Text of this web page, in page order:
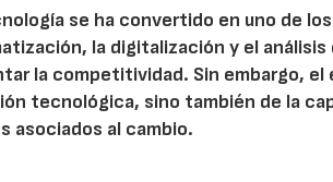
se ha convertido en uno de
la digitalización y el
la competitividad. Sin embargo,
tecnológica, sino también de la
asociados al cambio.